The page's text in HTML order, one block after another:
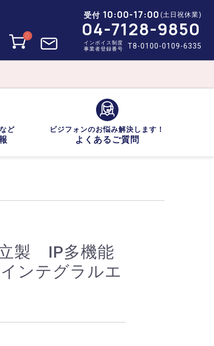
0
受付 10:00-17:00 (土日祝休業)
04-7128-9850
インボイス制度
事業者登録番号
T8-0100-0109-6335
ど ビジフォンのお悩み解決します！
よくあるご質問
製 IP多機能
ンテグラルエ